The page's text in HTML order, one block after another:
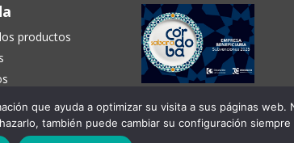
productos
que ayuda a optimizar su visita a sus páginas
también puede cambiar su configuración